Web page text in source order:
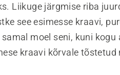
Liikuge järgmise riba
see esimesse kraavi,
moel seni, kuni
kraavi kõrvale tõstetud